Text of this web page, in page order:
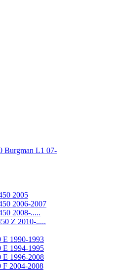
Burgman L1 07-
2005
2006-2007
2008-.....
Z 2010-.....
E 1990-1993
E 1994-1995
E 1996-2008
F 2004-2008